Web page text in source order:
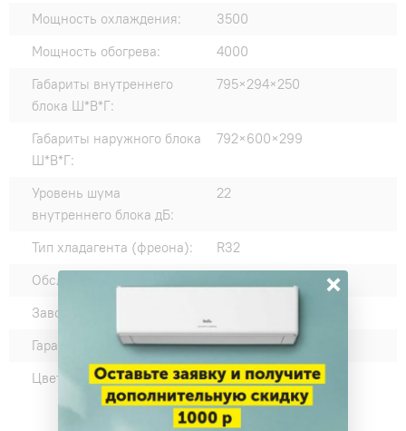
Мощность охлаждения:
3500
Мощность обогрева:
4000
Габариты внутреннего
блока Ш*В*Г:
795×294×250
Габариты наружного блока
Ш*В*Г:
792×600×299
Уровень шума
внутреннего блока дБ:
22
Тип хладагента (фреона):
R32
Обслуживаемая площадь:
Завод-изготовитель:
Гарантия производителя:
12
Цвет внутреннего блока:
Серый
×